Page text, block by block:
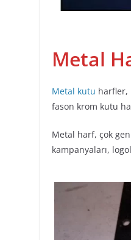
Metal
Metal kutu harfler,
fason krom kutu
Metal harf, çok
kampanyaları,